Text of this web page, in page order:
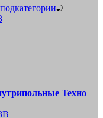
Техно